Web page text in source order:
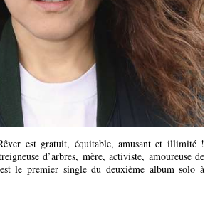
est gratuit, équitable, amusant et illimité !
d’arbres, mère, activiste, amoureuse de
est le premier single du deuxième album solo à